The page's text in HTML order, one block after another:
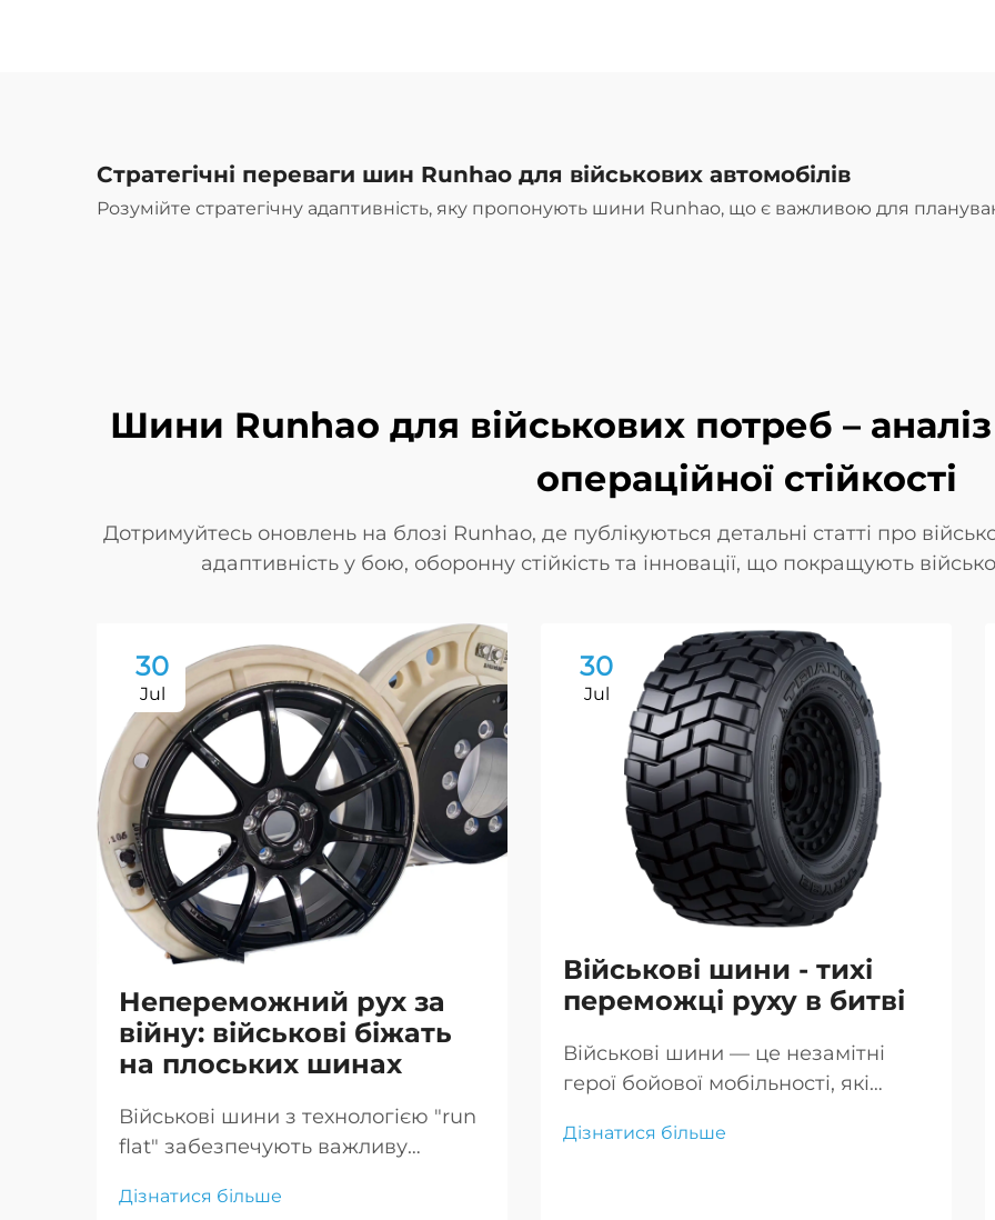
Стратегічні переваги шин Runhao для військових автомобілів
Розумійте стратегічну адаптивність, яку пропонують шини Runhao, що є важливою для
Шини Runhao для військових потреб –
операційної стійкості
Дотримуйтесь оновлень на блозі Runhao, де публікуються детальні статті про
адаптивність у бою, оборонну стійкість та інновації, що покращують
30
Jul
Непереможний рух за
війну: військові біжать
на плоських шинах
Військові шини з технологією "run
flat" забезпечують важливу
дозволяючи транспортним
Дізнатися більше
30
Jul
Військові шини - тихі
переможці руху в битві
Військові шини — це незамітні
герої бойової мобільності, які
транспорту по складних теренах
Дізнатися більше